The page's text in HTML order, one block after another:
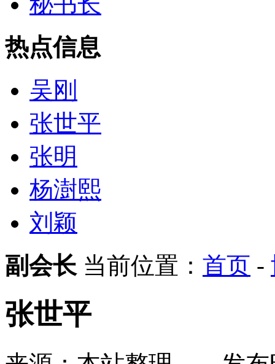
热点信息
吴刚
张世平
张明
杨澍熙
刘颖
副会长 当前位置： 首页 -
张世平